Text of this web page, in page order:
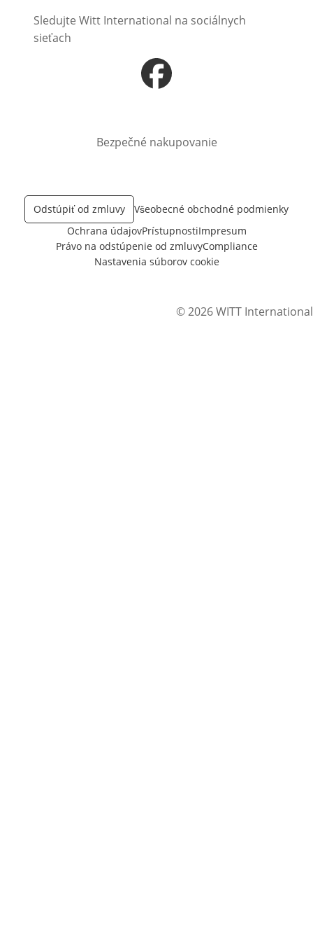
Sledujte Witt International na sociálnych
sieťach
Otvorí sa vnovom okne
Bezpečné nakupovanie
Odstúpiť od zmluvy
Všeobecné obchodné podmienky
Ochrana údajovPrístupnostiImpresum
Právo na odstúpenie od zmluvyCompliance
Nastavenia súborov cookie
© 2026 WITT International